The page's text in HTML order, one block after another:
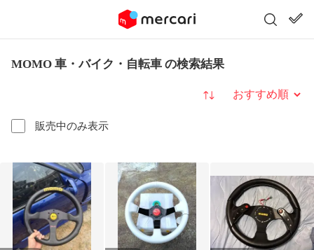
MOMO 車・バイク・自転車 の検索結果
販売中のみ表示
並び替え